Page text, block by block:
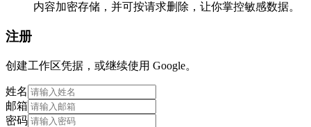
内容加密存储，并可按请求删除，让你掌控敏感数据。
注册
创建工作区凭据，或继续使用 Google。
姓名
邮箱
密码